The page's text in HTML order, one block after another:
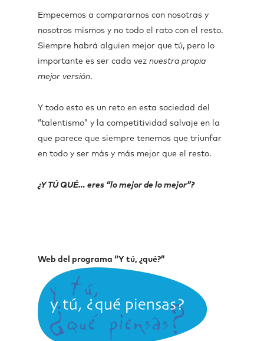
Empecemos a compararnos con nosotras y
nosotros mismos y no todo el rato con el resto.
Siempre habrá alguien mejor que tú, pero lo
importante es ser cada vez nuestra propia
mejor versión.
Y todo esto es un reto en esta sociedad del
“talentismo” y la competitividad salvaje en la
que parece que siempre tenemos que triunfar
en todo y ser más y más mejor que el resto.
¿Y TÚ QUÉ… eres “lo mejor de lo mejor”?
Web del programa “Y tú, ¿qué?”